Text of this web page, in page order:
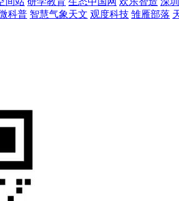
科普 智慧气象天文 观度科技 雏雁部落